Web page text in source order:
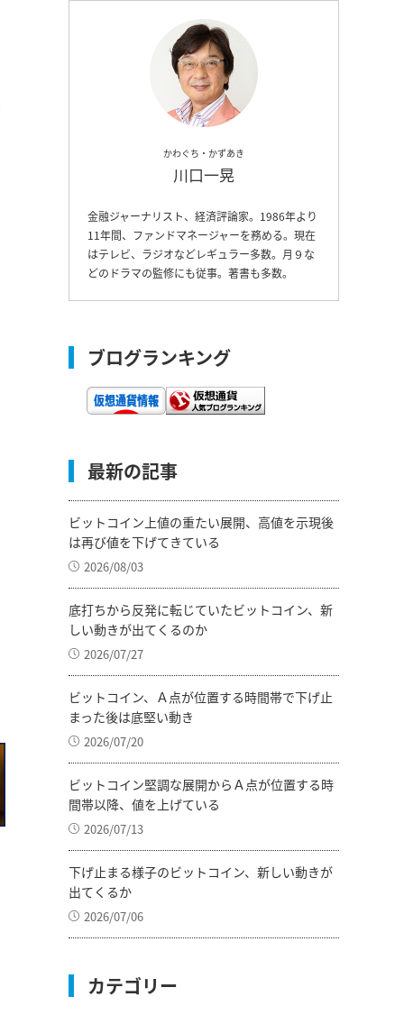
かわぐち・かずあき
川口一晃
金融ジャーナリスト、経済評論家。1986年より
11年間、ファンドマネージャーを務める。現在
はテレビ、ラジオなどレギュラー多数。月９な
どのドラマの監修にも従事。著書も多数。
ブログランキング
最新の記事
ビットコイン上値の重たい展開、高値を示現後
は再び値を下げてきている
2026/08/03
底打ちから反発に転じていたビットコイン、新
しい動きが出てくるのか
2026/07/27
ビットコイン、Ａ点が位置する時間帯で下げ止
まった後は底堅い動き
2026/07/20
ビットコイン堅調な展開からＡ点が位置する時
間帯以降、値を上げている
2026/07/13
下げ止まる様子のビットコイン、新しい動きが
出てくるか
2026/07/06
カテゴリー